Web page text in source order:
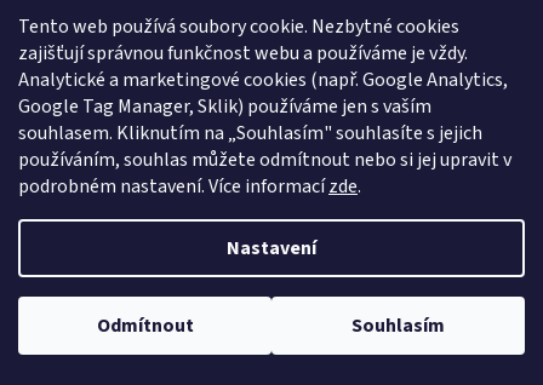
Tento web používá soubory cookie. Nezbytné cookies
zajišťují správnou funkčnost webu a používáme je vždy.
Analytické a marketingové cookies (např. Google Analytics,
Google Tag Manager, Sklik) používáme jen s vaším
souhlasem. Kliknutím na „Souhlasím" souhlasíte s jejich
používáním, souhlas můžete odmítnout nebo si jej upravit v
podrobném nastavení. Více informacízde.
Nastavení
Odmítnout Souhlasím
141,80 Kč bez DPH
171,60 Kč/ ks
Do košíku
Nástrčná rychlospojka úhlová otočná s kuželovým závitem F-E 10 - R
1/4"a pro plastové hadičky. Volbou vhodných materiálů a výrobních
technologií jsou tato šroubení vhodná k...